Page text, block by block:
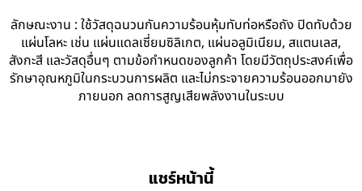
ลักษณะงาน : ใช้วัสดุฉนวนกันความร้อนหุ้มทับท่อหรือถัง ปิดทับด้วย
แผ่นโลหะ เช่น แผ่นแดลเซี่ยมซิลิเกต, แผ่นอลูมิเนียม, สแตนเลส,
สังกะสี และวัสดุอื่นๆ ตามข้อกำหนดของลูกค้า โดยมีวัตถุประสงค์เพื่อ
รักษาอุณหภูมิในกระบวนการผลิต และไม่กระจายความร้อนออกมายัง
ภายนอก ลดการสูญเสียพลังงานในระบบ
แชร์หน้านี้